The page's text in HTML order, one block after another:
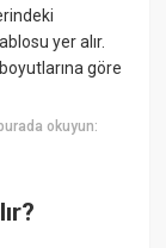
yer alır.
göre
okuyun: